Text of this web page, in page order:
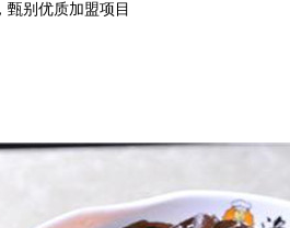
甄别优质加盟项目